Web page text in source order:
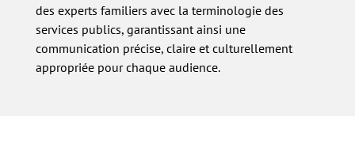
des experts familiers avec la terminologie des
services publics, garantissant ainsi une
communication précise, claire et culturellement
appropriée pour chaque audience.